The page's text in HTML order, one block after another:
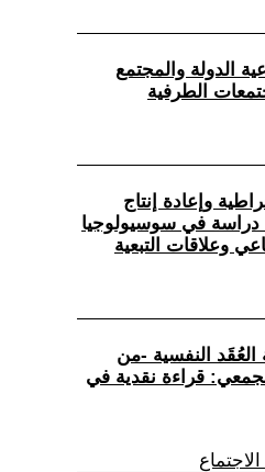
الدولة والمجتمع
الطرفية
وإعادة إنتاج
دراسة في سوسيولوجيا
وعلاقات التبعية
العُقَد النفسية -من
الجمعي: قراءة نقدية في